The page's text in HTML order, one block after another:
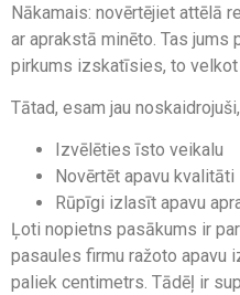
Nākamais: novērtējiet attēlā
ar aprakstā minēto. Tas
pirkums izskatīsies, to velkot
Tātad, esam jau
Izvēlēties īsto veikalu
Novērtēt apavu kvalitāti
Rūpīgi izlasīt apavu
Ļoti nopietns pasākums ir
pasaules firmu ražoto apavu
paliek centimetrs. Tādēļ ir